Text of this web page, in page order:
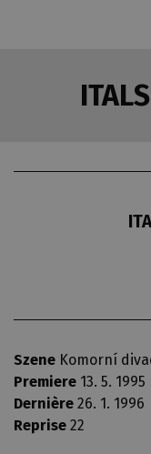
Szene Komorní
Premiere 13. 5. 1995
Dernière 26. 1. 1996
Reprise 22